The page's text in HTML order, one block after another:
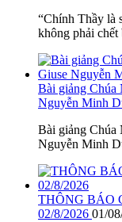
“Chính Thầy là
không phải chết
Bài giảng Chúa
Nguyễn Minh
Bài giảng Chúa
Nguyễn Minh
THÔNG BÁO
02/8/2026 01/